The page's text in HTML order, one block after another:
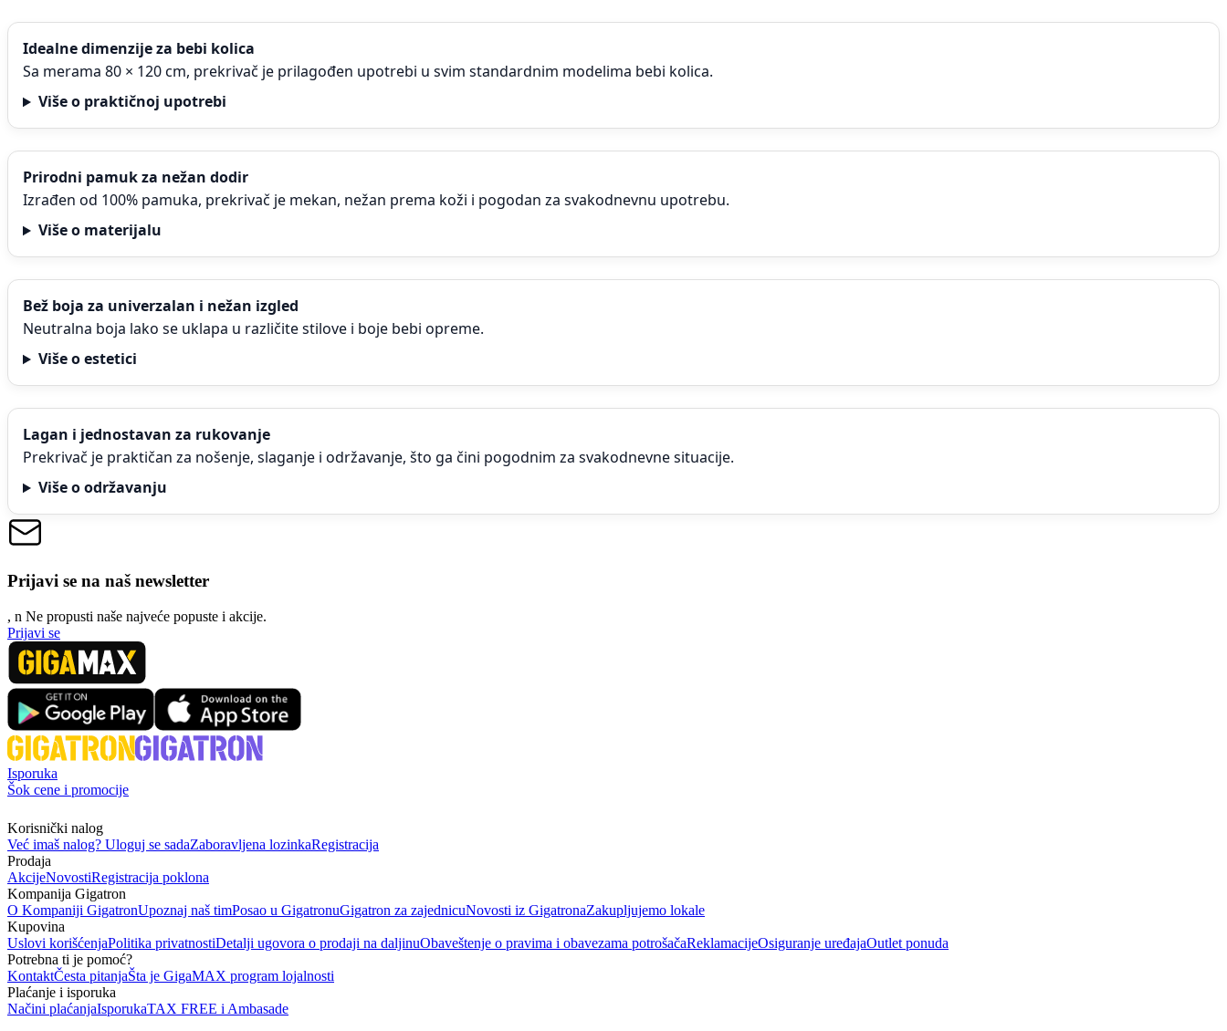
Idealne dimenzije za bebi kolica
Sa merama 80 × 120 cm, prekrivač je prilagođen upotrebi u svim standardnim modelima bebi kolica.
Više o praktičnoj upotrebi
Prirodni pamuk za nežan dodir
Izrađen od 100% pamuka, prekrivač je mekan, nežan prema koži i pogodan za svakodnevnu upotrebu.
Više o materijalu
Bež boja za univerzalan i nežan izgled
Neutralna boja lako se uklapa u različite stilove i boje bebi opreme.
Više o estetici
Lagan i jednostavan za rukovanje
Prekrivač je praktičan za nošenje, slaganje i održavanje, što ga čini pogodnim za svakodnevne situacije.
Više o održavanju
Prijavi se na naš newsletter
, n Ne propusti naše najveće popuste i akcije.
Prijavi se
Isporuka
Šok cene i promocije
Korisnički nalog
Već imaš nalog? Uloguj se sadaZaboravljena lozinkaRegistracija
Prodaja
AkcijeNovostiRegistracija poklona
Kompanija Gigatron
O Kompaniji GigatronUpoznaj naš timPosao u GigatronuGigatron za zajednicuNovosti iz GigatronaZakupljujemo lokale
Kupovina
Uslovi korišćenjaPolitika privatnostiDetalji ugovora o prodaji na daljinuObaveštenje o pravima i obavezama potrošačaReklamacijeOsiguranje uređajaOutlet ponuda
Potrebna ti je pomoć?
KontaktČesta pitanjaŠta je GigaMAX program lojalnosti
Plaćanje i isporuka
Načini plaćanjaIsporukaTAX FREE i Ambasade